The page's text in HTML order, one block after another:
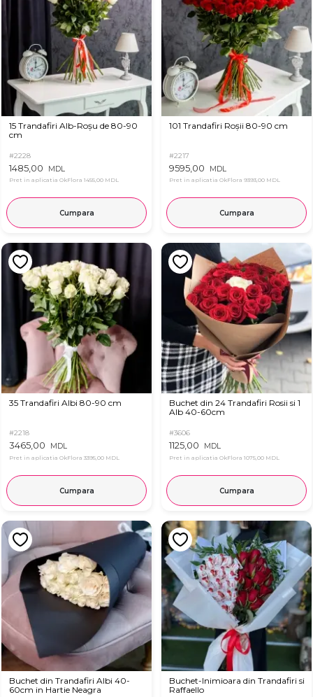
15 Trandafiri Alb-Roșu de 80-90
cm
#2228
1485,00 MDL
Pret in aplicatia OkFlora 1455,00 MDL
Cumpara
101 Trandafiri Roșii 80-90 cm
#2217
9595,00 MDL
Pret in aplicatia OkFlora 9393,00 MDL
Cumpara
35 Trandafiri Albi 80-90 cm
#2218
3465,00 MDL
Pret in aplicatia OkFlora 3395,00 MDL
Cumpara
Buchet din 24 Trandafiri Rosii si 1
Alb 40-60cm
#3606
1125,00 MDL
Pret in aplicatia OkFlora 1075,00 MDL
Cumpara
Buchet din Trandafiri Albi 40-
60cm in Hartie Neagra
Buchet-Inimioara din Trandafiri si
Raffaello